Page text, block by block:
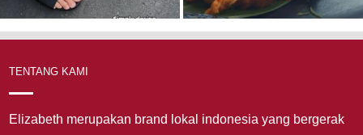
TENTANG KAMI
Elizabeth merupakan brand lokal indonesia yang bergerak